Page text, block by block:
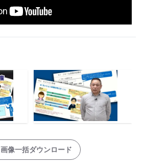
画像一括ダウンロード